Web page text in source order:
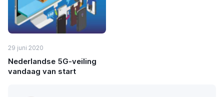
29 juni 2020
Nederlandse 5G-veiling
vandaag van start